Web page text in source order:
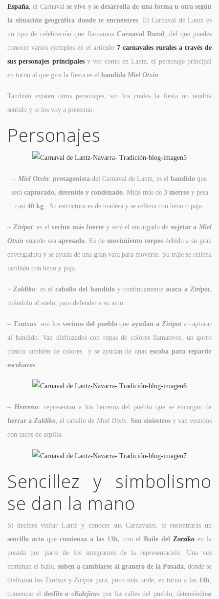
España, el Carnaval se vive y se desarrolla de una forma u otra según
la situación geográfica donde te encuentres . El Carnaval de Lantz es
un tipo de celebración que llamamos Carnaval Rural
, del que puedes
conocer varios ejemplos en el articulo 7 carnavales rurales a través de
sus personajes principalesy ver como en Lantz, el personaje principal
en torno al que gira la fiesta es el bandido Miel Otxin
También existen otros personajes, sin los cuales la fiesta no tendría
sentido y te los voy a presentar.
Personajes
– Miel Otxin: protagonista del Carnaval de Lantz, es el bandidoque
será capturado, detenido y condenado. Mide más de 3 metrosy pesa
casi 40 kg . Su estructura es de madera y se rellena con heno o paja.
– Ziripot: es elvecino más fuerte y será el encargado de sujetar a Miel
Otxin cuando seaapresado. Es de movimiento torpesdebido a su gran
envergadura y se ayuda de una gran vara para moverse. Su traje se rellena
también con heno y paja.
–Zaldiko: es elcaballo del bandidoy continuamenteataca aZiripot
tirándolo al suelo, para defender a su amo.
– Txatxus: son los vecinos del puebloqueayudan aZiripot a capturar
al bandido. Van disfrazados con ropas de colores llamativos, un gorro
cónico también de colores y se ayudan de unas escoba para repartir
escobazos
– Herreros: representan a los herreros del pueblo que se encargan de
herrar aZaldiko, el caballo de Miel Otxin. Son siniestrosy van vestidos
con sacos de arpilla.
Sencillez y simbolismo
se dan la mano
Si decides visitar Lantz y conocer sus Carnavales, te encontrarás un
sencillo acto quecomienza a las 13h, con el Baile del Zorzikoen la
posada por parte de los integrantes de la representación. Una vez
terminan el baile,suben a cambiarse al granero de la Posada, donde se
disfrazan los TxatxusyZiripotpara, poco más tarde, en torno a las 14h,
comenzar el desfile o «Kalejira» por las calles del pueblo, deteniéndose